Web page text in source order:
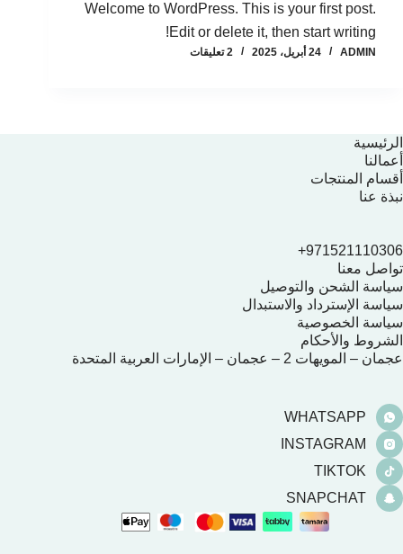
Welcome to WordPress. This is your first post.
Edit or delete it, then start writing!
ADMIN 24 أبريل، 2025 2 تعليقات
الرئيسية
أعمالنا
أقسام المنتجات
نبذة عنا
971521110306+
تواصل معنا
سياسة الشحن والتوصيل
سياسة الإسترداد والاستبدال
سياسة الخصوصية
الشروط والأحكام
عجمان – المويهات 2 – عجمان – الإمارات العربية المتحدة
WHATSAPP
INSTAGRAM
TIKTOK
SNAPCHAT